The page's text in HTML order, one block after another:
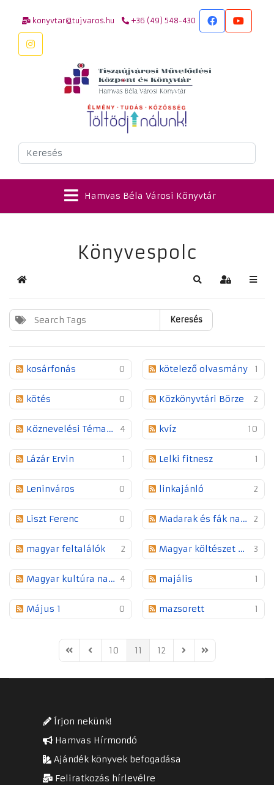
konyvtar@tujvaros.hu +36 (49) 548-430
Keresés
Hamvas Béla Városi Könyvtár
Könyvespolc
Kezdőlap Keresés
Keresés
kosárfonás 0 kötelező olvasmány 1
kötés 0 Közkönyvtári Börze 2
Köznevelési Témahét 4 kvíz 10
Lázár Ervin 1 Lelki fitnesz 1
Leninváros 0 linkajánló 2
Liszt Ferenc 0 Madarak és fák napja 2
magyar feltalálók 2 Magyar költészet napja 3
Magyar kultúra napja 4 majális 1
Május 1 0 mazsorett 1
First PagePrevious Page
10 11 12 Next PageLast Page
Írjon nekünk!
Hamvas Hírmondó
Ajándék könyvek befogadása
Feliratkozás hírlevélre